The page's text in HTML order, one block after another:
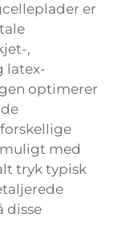
er
,
latex-
optimerer
med
tryk typisk
disse